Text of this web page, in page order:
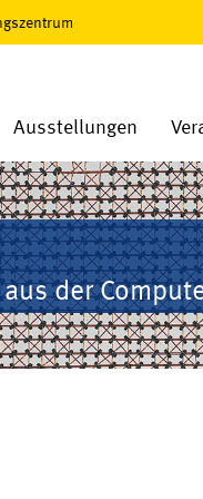
Ausstellungen
der